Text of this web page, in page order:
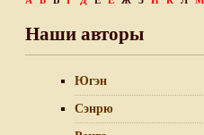
Наши авторы
Югэн
Сэнрю